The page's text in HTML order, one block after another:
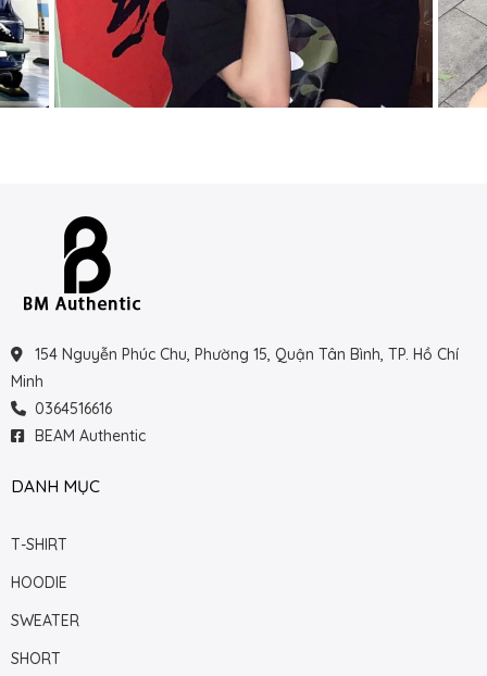
154 Nguyễn Phúc Chu, Phường 15, Quận Tân Bình, TP. Hồ Chí
Minh
0364516616
BEAM Authentic
DANH MỤC
T-SHIRT
HOODIE
SWEATER
SHORT